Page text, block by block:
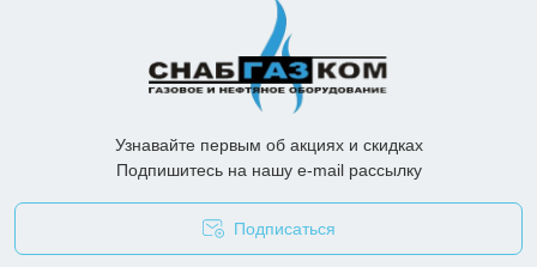
Узнавайте первым об акциях и скидках
Подпишитесь на нашу e-mail рассылку
Подписаться